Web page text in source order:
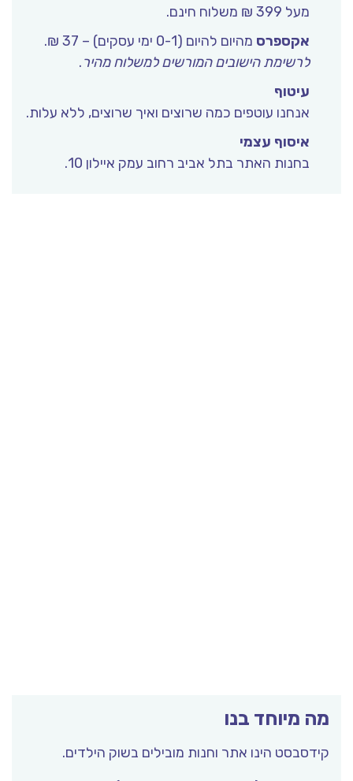
מעל 399 ₪ משלוח חינם.
אקספרס מהיום להיום (0-1 ימי עסקים) – 37 ₪.
לרשימת הישובים המורשים למשלוח מהיר.
עיטוף
אנחנו עוטפים כמה שרוצים ואיך שרוצים, ללא עלות.
איסוף עצמי
בחנות האתר בתל אביב רחוב עמק איילון 10.
מה מיוחד בנו
קידסבסט הינו אתר וחנות מובילים בשוק הילדים.